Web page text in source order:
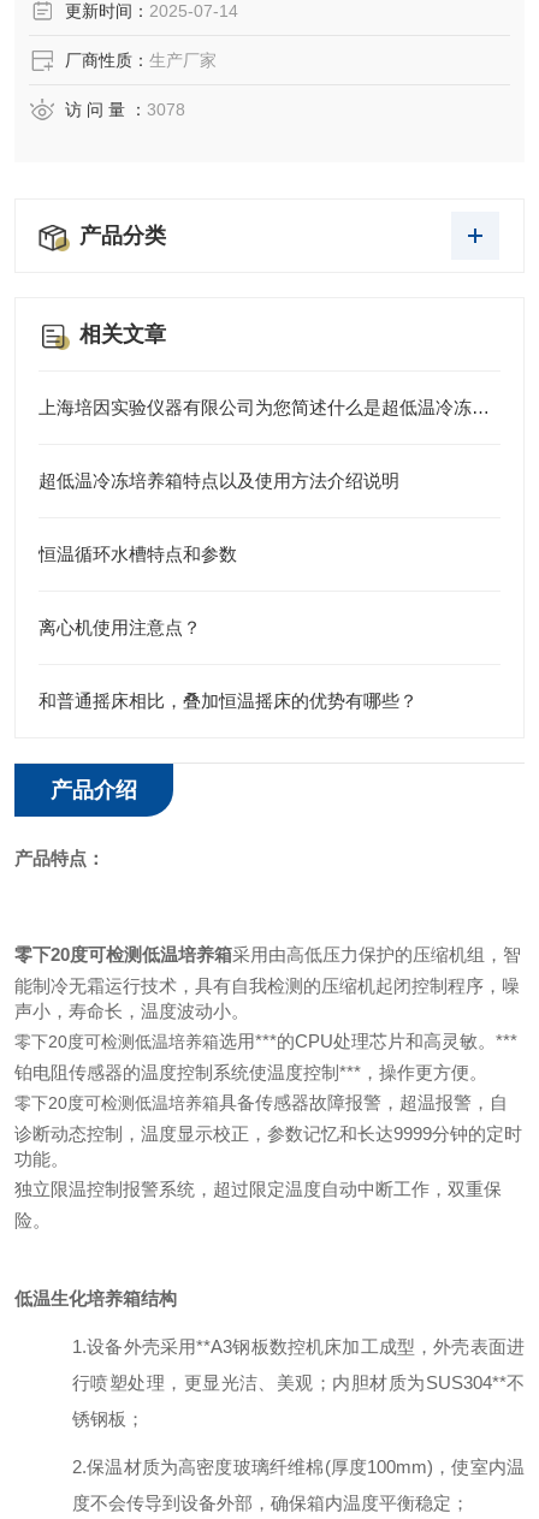
更新时间： 2025-07-14
厂商性质： 生产厂家
访 问 量 ： 3078
产品分类
相关文章
上海培因实验仪器有限公司为您简述什么是超低温冷冻培养箱
超低温冷冻培养箱特点以及使用方法介绍说明
恒温循环水槽特点和参数
离心机使用注意点？
和普通摇床相比，叠加恒温摇床的优势有哪些？
产品介绍
产品特点：
零下20度可检测低温培养箱采用由高低压力保护的压缩机组，智
能制冷无霜运行技术，具有自我检测的压缩机起闭控制程序，噪
声小，寿命长，温度波动小。
零下20度可检测低温培养箱选用***的CPU处理芯片和高灵敏。***
铂电阻传感器的温度控制系统使温度控制***，操作更方便。
零下20度可检测低温培养箱具备传感器故障报警，超温报警，自
诊断动态控制，温度显示校正，参数记忆和长达9999分钟的定时
功能。
独立限温控制报警系统，超过限定温度自动中断工作，双重保
险。
低温生化培养箱结构
1.设备外壳采用**A3钢板数控机床加工成型，外壳表面进
行喷塑处理，更显光洁、美观；内胆材质为SUS304**不
锈钢板；
2.保温材质为高密度玻璃纤维棉(厚度100mm) ，使室内温
度不会传导到设备外部，确保箱内温度平衡稳定；